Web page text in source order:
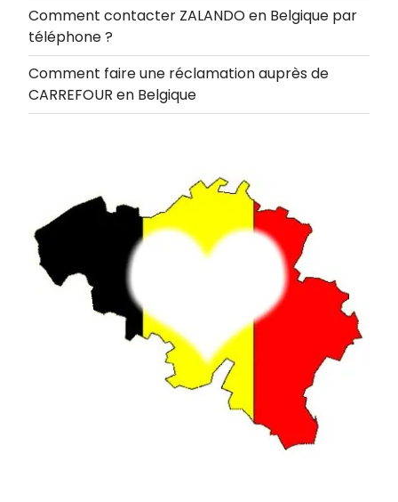
Comment contacter ZALANDO en Belgique par
téléphone ?
Comment faire une réclamation auprès de
CARREFOUR en Belgique